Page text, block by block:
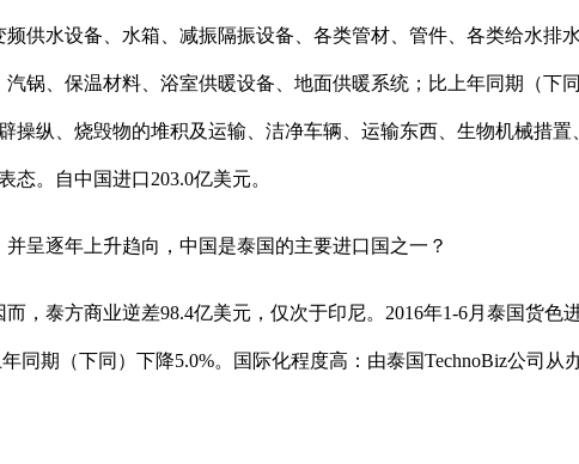
供水设备、水箱、减振隔振设备、各类管材、管件、各类给水排
锅、保温材料、浴室供暖设备、地面供暖系统；比上年同期（下
纵、烧毁物的堆积及运输、洁净车辆、运输东西、生物机械措
。自中国进口203.0亿美元。
逐年上升趋向，中国是泰国的主要进口国之一？
泰方商业逆差98.4亿美元，仅次于印尼。2016年1-6月泰国货色
同期（下同）下降5.0%。国际化程度高：由泰国TechnoBiz公司